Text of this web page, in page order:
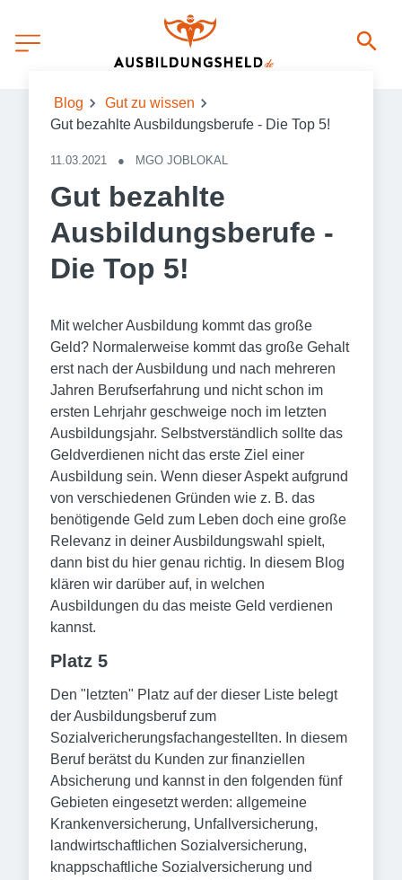
Blog
Gut zu wissen
Gut bezahlte Ausbildungsberufe - Die Top 5!
11.03.2021 ● MGO JOBLOKAL
Gut bezahlte
Ausbildungsberufe -
Die Top 5!
Mit welcher Ausbildung kommt das große
Geld? Normalerweise kommt das große Gehalt
erst nach der Ausbildung und nach mehreren
Jahren Berufserfahrung und nicht schon im
ersten Lehrjahr geschweige noch im letzten
Ausbildungsjahr. Selbstverständlich sollte das
Geldverdienen nicht das erste Ziel einer
Ausbildung sein. Wenn dieser Aspekt aufgrund
von verschiedenen Gründen wie z. B. das
benötigende Geld zum Leben doch eine große
Relevanz in deiner Ausbildungswahl spielt,
dann bist du hier genau richtig. In diesem Blog
klären wir darüber auf, in welchen
Ausbildungen du das meiste Geld verdienen
kannst.
Platz 5
Den "letzten" Platz auf der dieser Liste belegt
der Ausbildungsberuf zum
Sozialvericherungsfachangestellten. In diesem
Beruf berätst du Kunden zur finanziellen
Absicherung und kannst in den folgenden fünf
Gebieten eingesetzt werden: allgemeine
Krankenversicherung, Unfallversicherung,
landwirtschaftlichen Sozialversicherung,
knappschaftliche Sozialversicherung und